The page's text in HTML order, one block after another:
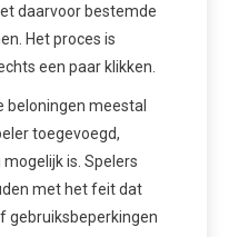
daarvoor bestemde
Het proces is
een paar klikken.
beloningen meestal
toegevoegd,
is. Spelers
met het feit dat
gebruiksbeperkingen